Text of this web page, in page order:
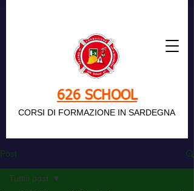
626 SCHOOL
CORSI DI FORMAZIONE IN SARDEGNA
Post
Tutti i post